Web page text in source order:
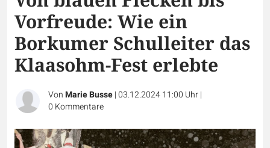
Vorfreude: Wie ein
Borkumer Schulleiter das
Klaasohm-Fest erlebte
VonMarie Busse|03.12.2024 11:00 Uhr|
0 Kommentare